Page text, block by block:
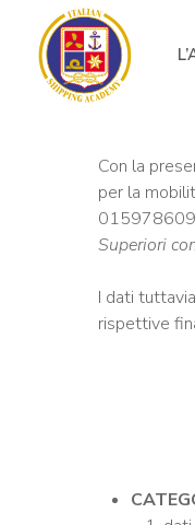
content
Con la
per la
Superiori
I dati
rispettive